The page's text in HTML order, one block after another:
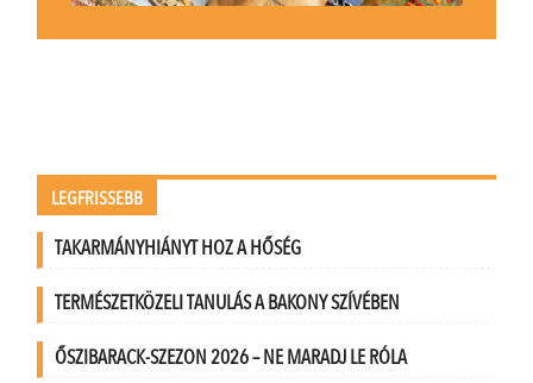
LEGFRISSEBB
TAKARMÁNYHIÁNYT HOZ A HŐSÉG
TERMÉSZETKÖZELI TANULÁS A BAKONY SZÍVÉBEN
ŐSZIBARACK-SZEZON 2026 – NE MARADJ LE RÓLA